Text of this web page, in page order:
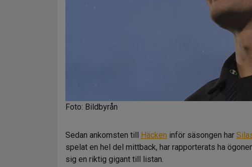
Foto: Bildbyrån
Sedan ankomsten till Häcken inför säsongen har
spelat en hel del mittback, har rapporterats ha
sig en riktig gigant till listan.